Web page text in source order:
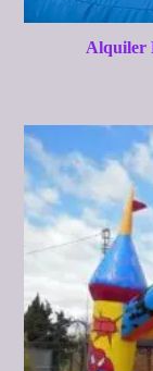
Alquiler